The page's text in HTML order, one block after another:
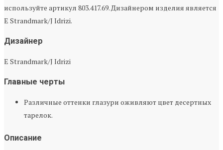
используйте артикул 803.417.69. Дизайнером изделия является
E Strandmark/J Idrizi.
Дизайнер
E Strandmark/J Idrizi
Главные черты
Различные оттенки глазури оживляют цвет десертных
тарелок.
Описание